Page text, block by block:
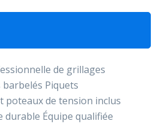
de grillages
Piquets
poteaux de tension inclus
Équipe qualifiée